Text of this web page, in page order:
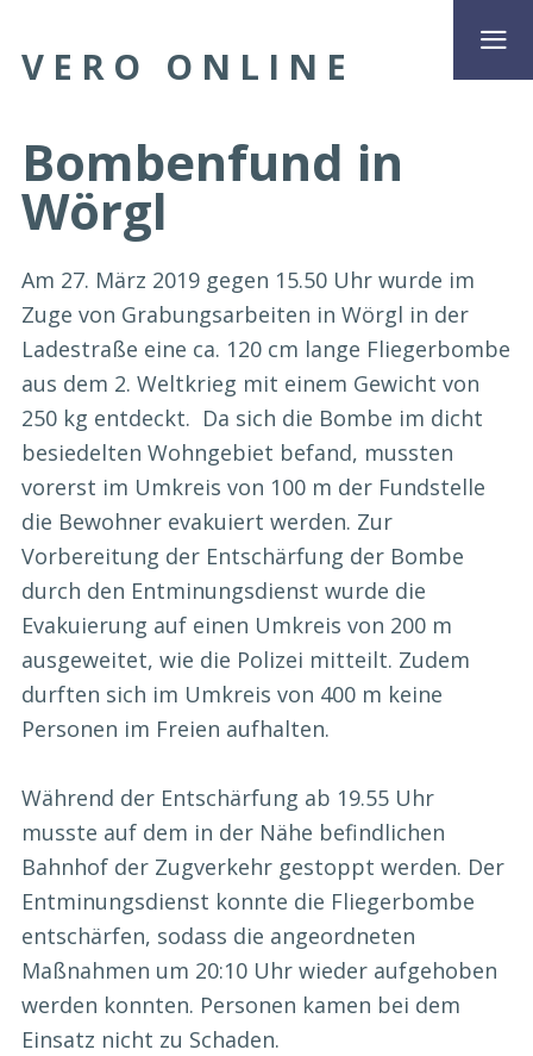
VERO ONLINE
Bombenfund in
Wörgl
Am 27. März 2019 gegen 15.50 Uhr wurde im
Zuge von Grabungsarbeiten in Wörgl in der
Ladestraße eine ca. 120 cm lange Fliegerbombe
aus dem 2. Weltkrieg mit einem Gewicht von
250 kg entdeckt. Da sich die Bombe im dicht
besiedelten Wohngebiet befand, mussten
vorerst im Umkreis von 100 m der Fundstelle
die Bewohner evakuiert werden. Zur
Vorbereitung der Entschärfung der Bombe
durch den Entminungsdienst wurde die
Evakuierung auf einen Umkreis von 200 m
ausgeweitet, wie die Polizei mitteilt. Zudem
durften sich im Umkreis von 400 m keine
Personen im Freien aufhalten.
Während der Entschärfung ab 19.55 Uhr
musste auf dem in der Nähe befindlichen
Bahnhof der Zugverkehr gestoppt werden. Der
Entminungsdienst konnte die Fliegerbombe
entschärfen, sodass die angeordneten
Maßnahmen um 20:10 Uhr wieder aufgehoben
werden konnten. Personen kamen bei dem
Einsatz nicht zu Schaden.